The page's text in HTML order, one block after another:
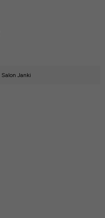
Salon Janki